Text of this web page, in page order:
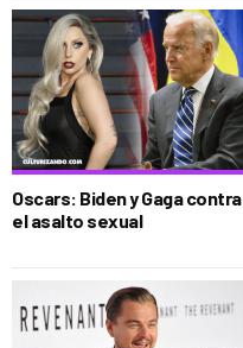
Oscars: Biden y Gaga contra
el asalto sexual